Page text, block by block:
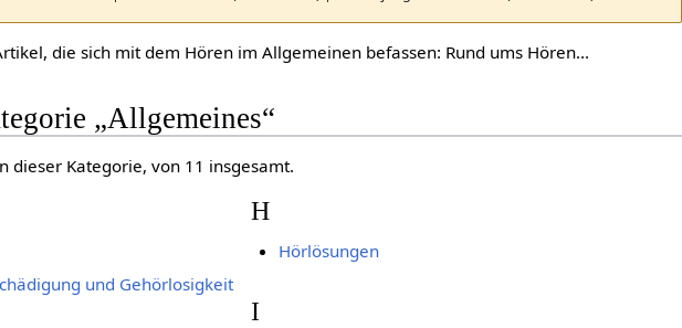
die sich mit dem Hören im Allgemeinen befassen: Rund ums Hören...
„Allgemeines“
dieser Kategorie, von 11 insgesamt.
und Gehörlosigkeit
H
Hörlösungen
I